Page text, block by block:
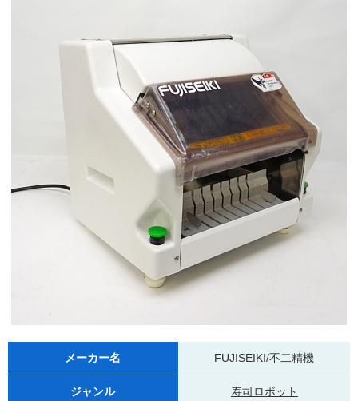
メーカー名 FUJISEIKI/不二精機
ジャンル 寿司ロボット